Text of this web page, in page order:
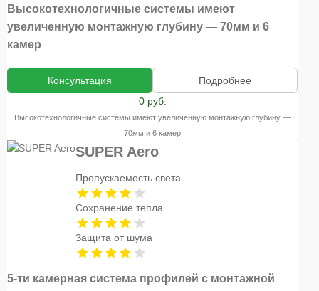
Высокотехнологичные системы имеют
увеличенную монтажную глубину — 70мм и 6
камер
Консультация
Подробнее
0 руб.
Высокотехнологичные системы имеют увеличенную монтажную глубину —
70мм и 6 камер
SUPER Aero
Пропускаемость света
Сохранение тепла
Защита от шума
5-ти камерная система профилей с монтажной